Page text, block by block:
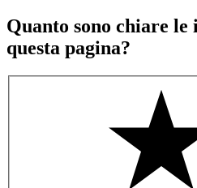
Quanto sono chiare
questa pagina?